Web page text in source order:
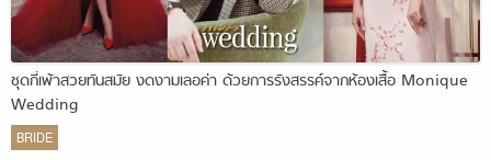
ชุดกี่เพ้าสวยทันสมัย งดงามเลอค่า ด้วยการรังสรรค์จากห้องเสื้อ Monique
Wedding
BRIDE